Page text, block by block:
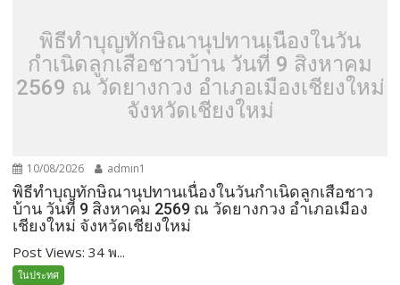
พิธีทำบุญทักษิณานุปทานเนื่องในวัน
กำเนิดลูกเสือชาวบ้าน วันที่ 9 สิงหาคม
2569 ณ วัดยางกวง อำเภอเมืองเชียงใหม่
จังหวัดเชียงใหม่
10/08/2026 admin1
พิธีทำบุญทักษิณานุปทานเนื่องในวันกำเนิดลูกเสือชาว
บ้าน วันที่ 9 สิงหาคม 2569 ณ วัดยางกวง อำเภอเมือง
เชียงใหม่ จังหวัดเชียงใหม่
Post Views: 34 พ...
ในประทศ